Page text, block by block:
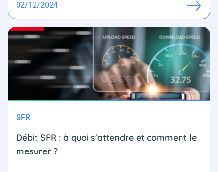
02/12/2024
SFR
Débit SFR : à quoi s'attendre et comment le
mesurer ?